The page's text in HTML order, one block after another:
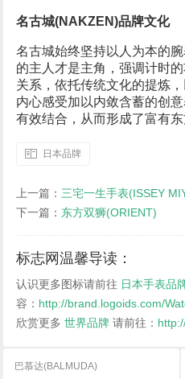
名古城(NAKZEN)品牌文化
名古城始终坚持以人为本的
的主人才是主角，强调计时
关系，依托传统文化的提炼
内心感受加以内敛含蓄的创
有效结合，从而形成了富有东
日本品牌
上一篇： 三宅一生手表(ISSEY
下一篇： 东方双狮(ORIENT)
标志网温馨导读：
认识更多图标请前往 日本手表品
容： http://brand.logoids.com/
欣赏更多 世界品牌 请前往：
巴慕达(BALMUDA)